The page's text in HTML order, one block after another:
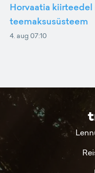
Horvaatia
teemaksusüsteem
4. aug 07:10